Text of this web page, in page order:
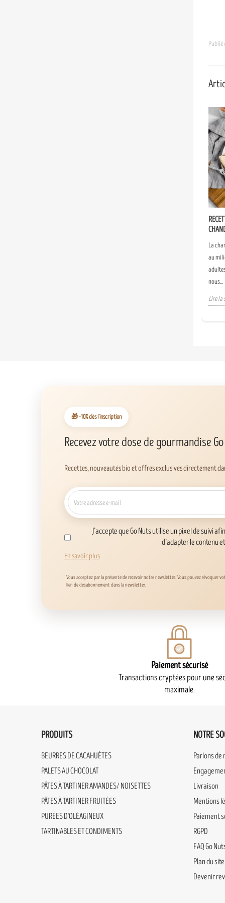
Publié
La
au
nous...
Lire la
🎁 -10% dès l’inscription
Recevez votre dose de gourmandise
Recettes, nouveautés bio et offres exclusives directement
J’accepte que Go Nuts utilise un pixel de suivi
d’adapter le contenu
En savoir plus
Vous acceptez par la présente de recevoir notre newsletter. Vous pouvez révoquer
lien de désabonnement dans la newsletter.
Paiement sécurisé
Transactions cryptées pour une
maximale.
PRODUITS
BEURRES DE CACAHUÈTES
PALETS AU CHOCOLAT
PÂTES À TARTINER AMANDES/ NOISETTES
PÂTES À TARTINER FRUITÉES
PURÉES D'OLÉAGINEUX
TARTINABLES ET CONDIMENTS
NOTRE
Parlons de
Livraison
Mentions
Paiement
RGPD
FAQ Go
Plan du site
Devenir